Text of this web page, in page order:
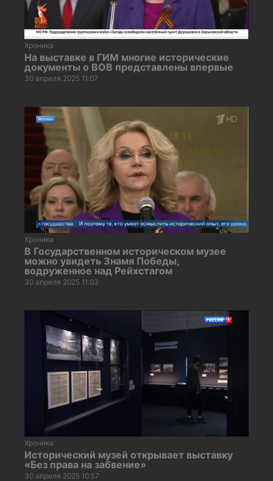
Хроника
На выставке в ГИМ многие исторические
документы о ВОВ представлены впервые
30 апреля 2025 11:07
Хроника
В Государственном историческом музее
можно увидеть Знамя Победы,
водруженное над Рейхстагом
30 апреля 2025 11:03
Хроника
Исторический музей открывает выставку
«Без права на забвение»
30 апреля 2025 10:57